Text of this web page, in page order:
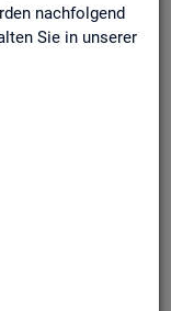
nachfolgend
Sie in unserer
wir Sie über
und den BA-